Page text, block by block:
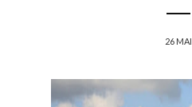
26 MAI